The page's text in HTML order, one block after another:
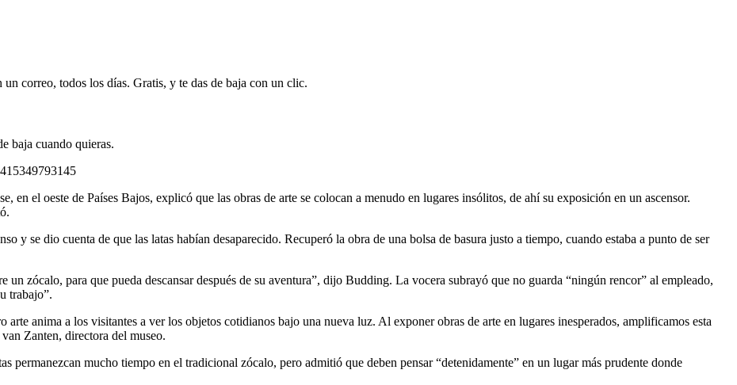
correo, todos los días. Gratis, y te das de baja con un clic.
baja cuando quieras.
en el oeste de Países Bajos, explicó que las obras de arte se colocan a menudo en lugares insólitos, de ahí su exposición en un ascensor.
y se dio cuenta de que las latas habían desaparecido. Recuperó la obra de una bolsa de basura justo a tiempo, cuando estaba a punto de ser
zócalo, para que pueda descansar después de su aventura”, dijo Budding. La vocera subrayó que no guarda “ningún rencor” al empleado,
trabajo”.
anima a los visitantes a ver los objetos cotidianos bajo una nueva luz. Al exponer obras de arte en lugares inesperados, amplificamos esta
Zanten, directora del museo.
permanezcan mucho tiempo en el tradicional zócalo, pero admitió que deben pensar “detenidamente” en un lugar más prudente donde